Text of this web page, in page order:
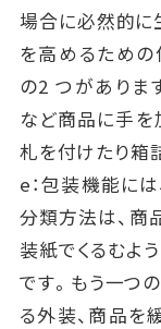
場合に必然的に
を高めるため
の2 つがありま
など商品に手を
札を付けたり箱
e：包装機能に
分類方法は、商
装紙でくるむよ
です。もう一つ
る外装、商品を